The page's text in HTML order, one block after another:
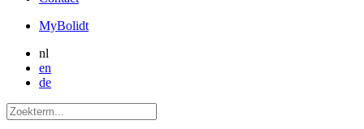
MyBolidt
nl
en
de